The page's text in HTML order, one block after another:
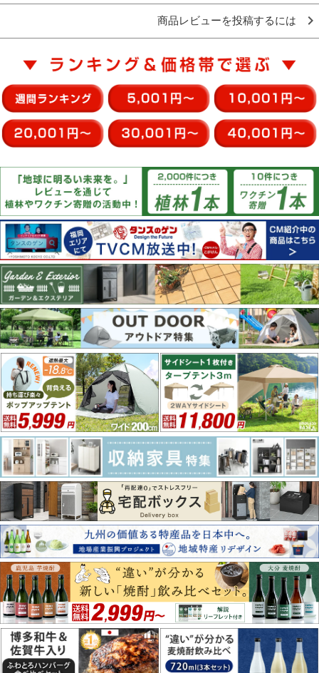
商品レビューを投稿するには